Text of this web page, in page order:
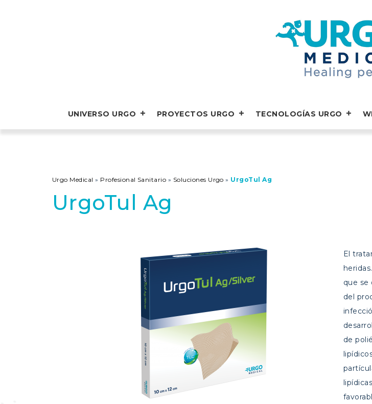
UNIVERSO URGO PROYECTOS URGO TECNOLOGÍAS URGO
Urgo Medical » Profesional Sanitario » Soluciones Urgo » UrgoTul Ag
UrgoTul Ag
El
que se
del
de